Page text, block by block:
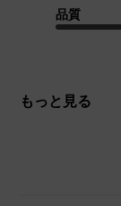
品質
もっと見る